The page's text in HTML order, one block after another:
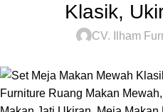
Klasik,
CV. Ilham